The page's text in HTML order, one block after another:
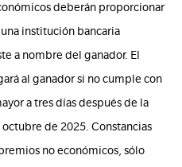
deberán proporcionar
institución bancaria
a nombre del ganador. El
al ganador si no cumple con
a tres días después de la
de 2025. Constancias
no económicos, sólo